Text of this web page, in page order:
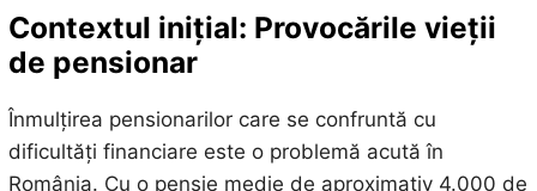
Contextul inițial: Provocările vieții
de pensionar
Înmulțirea pensionarilor care se confruntă cu
dificultăți financiare este o problemă acută în
România. Cu o pensie medie de aproximativ 4.000 de